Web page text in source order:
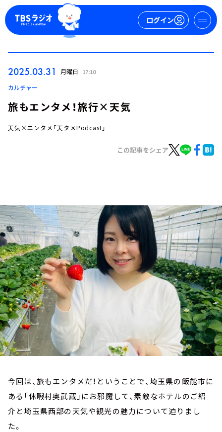
ログイン
トピックス
TBS Podcast
お知らせ
イベント・グッズ
YouTube
会社情報
2025.03.31 月曜日 17:10
カルチャー
旅もエンタメ！旅行×天気
天気×エンタメ「天タメPodcast」
この記事をシェア
今回は、旅もエンタメだ！ということで、埼玉県の飯能市に
ある「休暇村奥武蔵」にお邪魔して、素敵なホテルのご紹
介と埼玉県西部の天気や観光の魅力について迫りまし
た。